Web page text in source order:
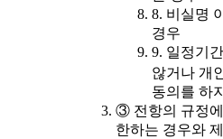
8. 비실명
경우
9. 일정기
않거나 개
동의를 하
③ 전항의 규정에
한하는 경우와